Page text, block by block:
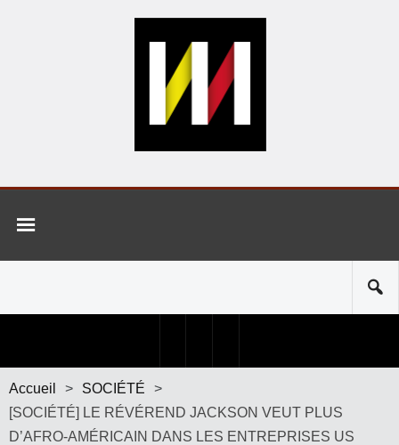
Accueil > SOCIÉTÉ
>
[SOCIÉTÉ] LE RÉVÉREND JACKSON VEUT PLUS
D’AFRO-AMÉRICAIN DANS LES ENTREPRISES US